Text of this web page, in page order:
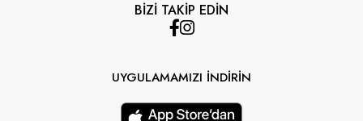
BİZİ TAKİP EDİN
UYGULAMAMIZI İNDİRİN